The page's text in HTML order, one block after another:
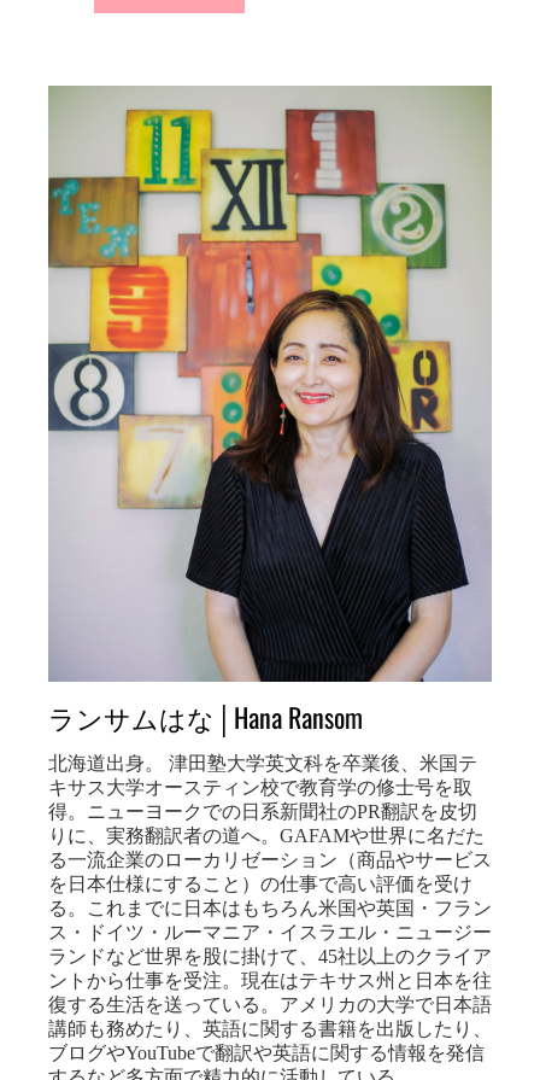
ランサムはな│Hana Ransom
北海道出身。 津田塾大学英文科を卒業後、米国テ
キサス大学オースティン校で教育学の修士号を取
得。ニューヨークでの日系新聞社のPR翻訳を皮切
りに、実務翻訳者の道へ。GAFAMや世界に名だた
る一流企業のローカリゼーション（商品やサービス
を日本仕様にすること）の仕事で高い評価を受け
る。これまでに日本はもちろん米国や英国・フラン
ス・ドイツ・ルーマニア・イスラエル・ニュージー
ランドなど世界を股に掛けて、45社以上のクライア
ントから仕事を受注。現在はテキサス州と日本を往
復する生活を送っている。アメリカの大学で日本語
講師も務めたり、英語に関する書籍を出版したり、
ブログやYouTubeで翻訳や英語に関する情報を発信